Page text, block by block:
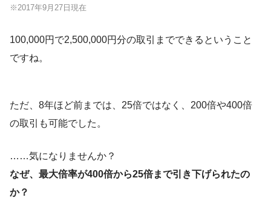
※2017年9月27日現在
100,000円で2,500,000円分の取引までできるということ
ですね。
ただ、8年ほど前までは、25倍ではなく、200倍や400倍
の取引も可能でした。
……気になりませんか？
なぜ、最大倍率が400倍から25倍まで引き下げられたの
か？